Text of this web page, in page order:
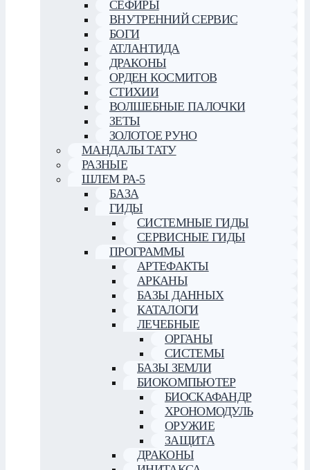
СЕФИРЫ
ВНУТРЕННИЙ СЕРВИС
БОГИ
АТЛАНТИДА
ДРАКОНЫ
ОРДЕН КОСМИТОВ
СТИХИИ
ВОЛШЕБНЫЕ ПАЛОЧКИ
ЗЕТЫ
ЗОЛОТОЕ РУНО
МАНДАЛЫ ТАТУ
РАЗНЫЕ
ШЛЕМ РА-5
БАЗА
ГИДЫ
СИСТЕМНЫЕ ГИДЫ
СЕРВИСНЫЕ ГИДЫ
ПРОГРАММЫ
АРТЕФАКТЫ
АРКАНЫ
БАЗЫ ДАННЫХ
КАТАЛОГИ
ЛЕЧЕБНЫЕ
ОРГАНЫ
СИСТЕМЫ
БАЗЫ ЗЕМЛИ
БИОКОМПЬЮТЕР
БИОСКАФАНДР
ХРОНОМОДУЛЬ
ОРУЖИЕ
ЗАЩИТА
ДРАКОНЫ